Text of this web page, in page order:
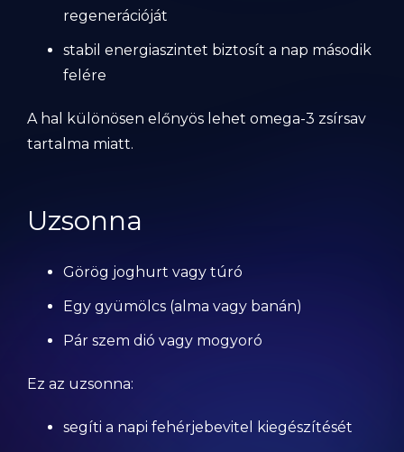
regenerációját
stabil energiaszintet biztosít a nap második
felére
A hal különösen előnyös lehet omega-3 zsírsav
tartalma miatt.
Uzsonna
Görög joghurt vagy túró
Egy gyümölcs (alma vagy banán)
Pár szem dió vagy mogyoró
Ez az uzsonna:
segíti a napi fehérjebevitel kiegészítését